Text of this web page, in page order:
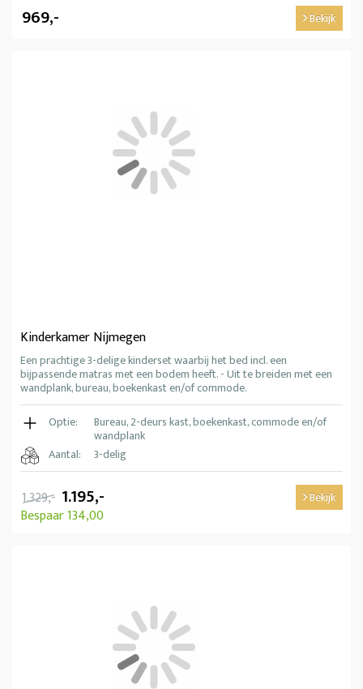
969,- Bekijk
Kinderkamer Nijmegen
Een prachtige 3-delige kinderset waarbij het bed incl. een
bijpassende matras met een bodem heeft. - Uit te breiden met een
wandplank, bureau, boekenkast en/of commode.
Optie:
Bureau, 2-deurs kast, boekenkast, commode en/of
wandplank
Aantal:
3-delig
1.329,- 1.195,-
Bespaar 134,00
Bekijk